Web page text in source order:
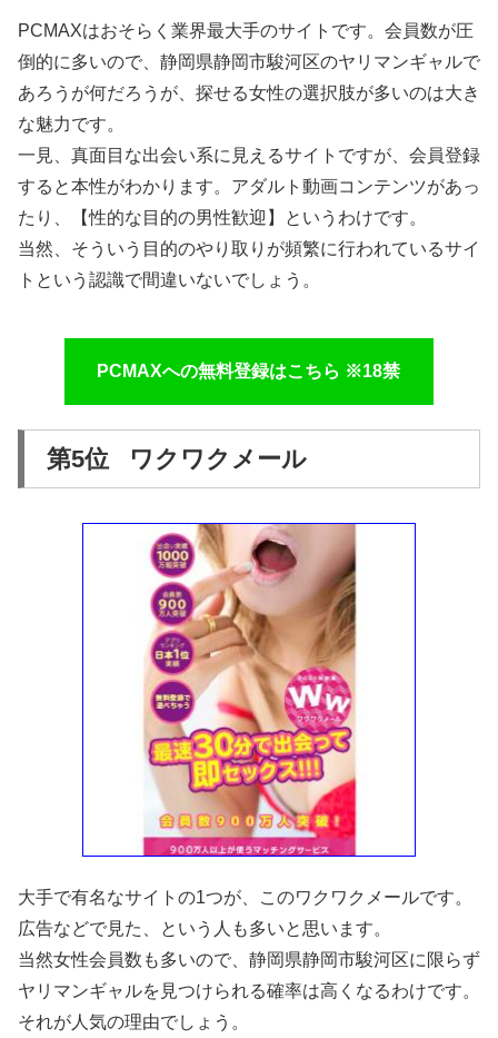
PCMAXはおそらく業界最大手のサイトです。会員数が圧
倒的に多いので、静岡県静岡市駿河区のヤリマンギャルで
あろうが何だろうが、探せる女性の選択肢が多いのは大き
な魅力です。
一見、真面目な出会い系に見えるサイトですが、会員登録
すると本性がわかります。アダルト動画コンテンツがあっ
たり、【性的な目的の男性歓迎】というわけです。
当然、そういう目的のやり取りが頻繁に行われているサイ
トという認識で間違いないでしょう。
PCMAXへの無料登録はこちら ※18禁
第5位 ワクワクメール
大手で有名なサイトの1つが、このワクワクメールです。
広告などで見た、という人も多いと思います。
当然女性会員数も多いので、静岡県静岡市駿河区に限らず
ヤリマンギャルを見つけられる確率は高くなるわけです。
それが人気の理由でしょう。